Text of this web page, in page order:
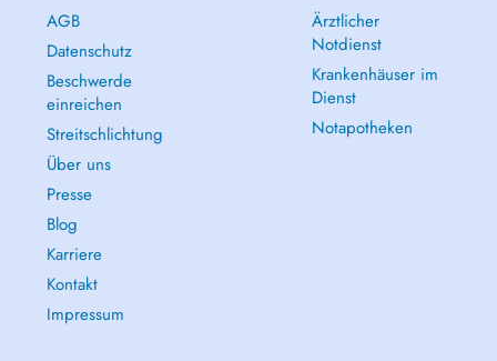
AGB
Datenschutz
Beschwerde
einreichen
Streitschlichtung
Über uns
Presse
Blog
Karriere
Kontakt
Impressum
Ärztlicher
Notdienst
Krankenhäuser im
Dienst
Notapotheken